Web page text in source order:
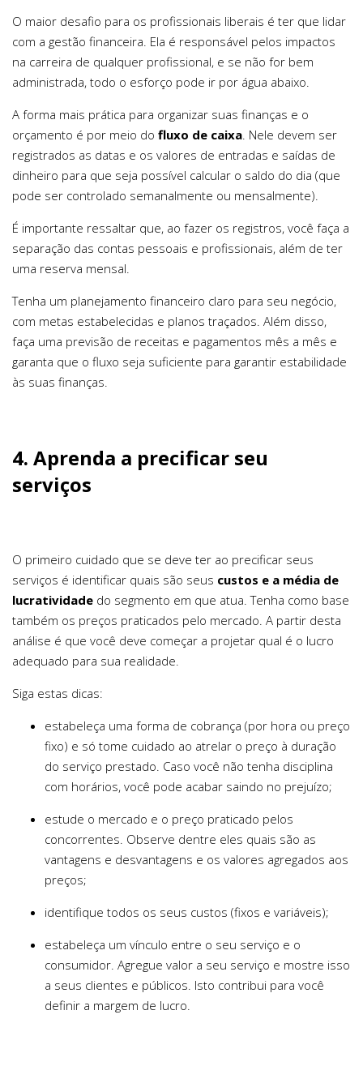
O maior desafio para os profissionais liberais é ter que lidar
com a gestão financeira. Ela é responsável pelos impactos
na carreira de qualquer profissional, e se não for bem
administrada, todo o esforço pode ir por água abaixo.
A forma mais prática para organizar suas finanças e o
orçamento é por meio do fluxo de caixa . Nele devem ser
registrados as datas e os valores de entradas e saídas de
dinheiro para que seja possível calcular o saldo do dia (que
pode ser controlado semanalmente ou mensalmente).
É importante ressaltar que, ao fazer os registros, você faça a
separação das contas pessoais e profissionais, além de ter
uma reserva mensal.
Tenha um planejamento financeiro claro para seu negócio,
com metas estabelecidas e planos traçados. Além disso,
faça uma previsão de receitas e pagamentos mês a mês e
garanta que o fluxo seja suficiente para garantir estabilidade
às suas finanças.
4. Aprenda a precificar seu
serviços
O primeiro cuidado que se deve ter ao precificar seus
serviços é identificar quais são seus custos e a média de
lucratividade do segmento em que atua. Tenha como base
também os preços praticados pelo mercado. A partir desta
análise é que você deve começar a projetar qual é o lucro
adequado para sua realidade.
Siga estas dicas:
estabeleça uma forma de cobrança (por hora ou preço
fixo) e só tome cuidado ao atrelar o preço à duração
do serviço prestado. Caso você não tenha disciplina
com horários, você pode acabar saindo no prejuízo;
estude o mercado e o preço praticado pelos
concorrentes. Observe dentre eles quais são as
vantagens e desvantagens e os valores agregados aos
preços;
identifique todos os seus custos (fixos e variáveis);
estabeleça um vínculo entre o seu serviço e o
consumidor. Agregue valor a seu serviço e mostre isso
a seus clientes e públicos. Isto contribui para você
definir a margem de lucro.